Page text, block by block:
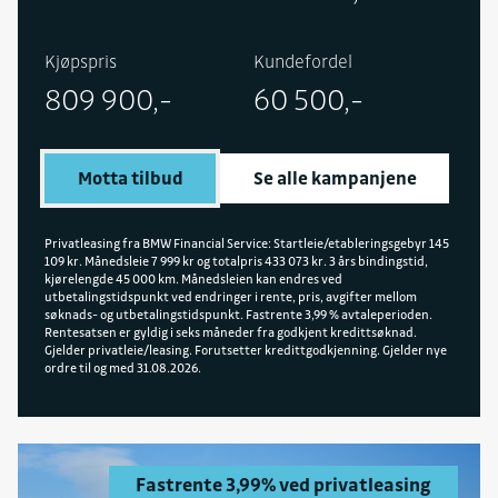
Kjøpspris
809 900,-
Kundefordel
60 500,-
Motta tilbud Se alle kampanjene
Privatleasing fra BMW Financial Service: Startleie/etableringsgebyr 145
109 kr. Månedsleie 7 999 kr og totalpris 433 073 kr. 3 års bindingstid,
kjørelengde 45 000 km. Månedsleien kan endres ved
utbetalingstidspunkt ved endringer i rente, pris, avgifter mellom
søknads- og utbetalingstidspunkt. Fastrente 3,99 % avtaleperioden.
Rentesatsen er gyldig i seks måneder fra godkjent kredittsøknad.
Gjelder privatleie/leasing. Forutsetter kredittgodkjenning. Gjelder nye
ordre til og med 31.08.2026.
Fastrente 3,99% ved privatleasing